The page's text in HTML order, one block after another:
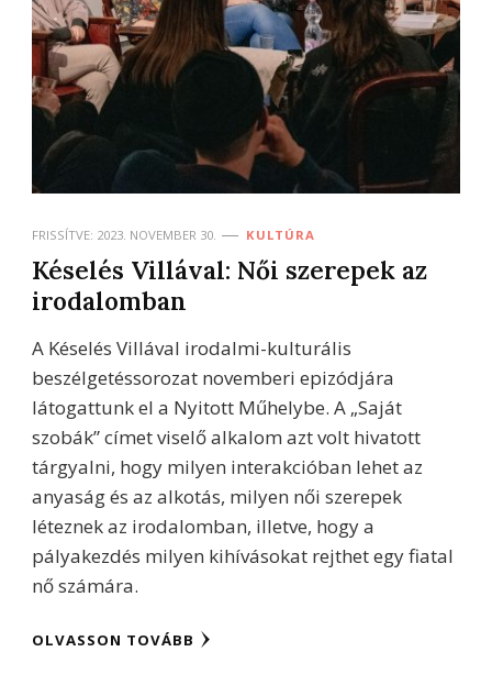
FRISSÍTVE: 2023. NOVEMBER 30. KULTÚRA
Késelés Villával: Női szerepek az
irodalomban
A Késelés Villával irodalmi-kulturális
beszélgetéssorozat novemberi epizódjára
látogattunk el a Nyitott Műhelybe. A „Saját
szobák” címet viselő alkalom azt volt hivatott
tárgyalni, hogy milyen interakcióban lehet az
anyaság és az alkotás, milyen női szerepek
léteznek az irodalomban, illetve, hogy a
pályakezdés milyen kihívásokat rejthet egy fiatal
nő számára.
OLVASSON TOVÁBB